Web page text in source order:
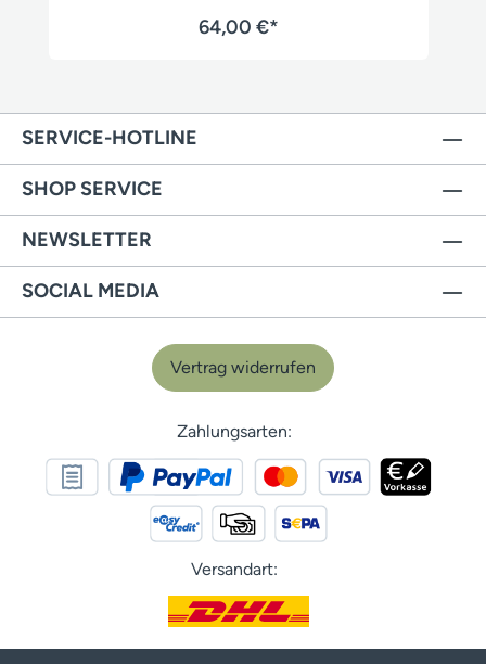
64,00 €*
SERVICE-HOTLINE
SHOP SERVICE
NEWSLETTER
SOCIAL MEDIA
Vertrag widerrufen
Zahlungsarten:
Versandart: